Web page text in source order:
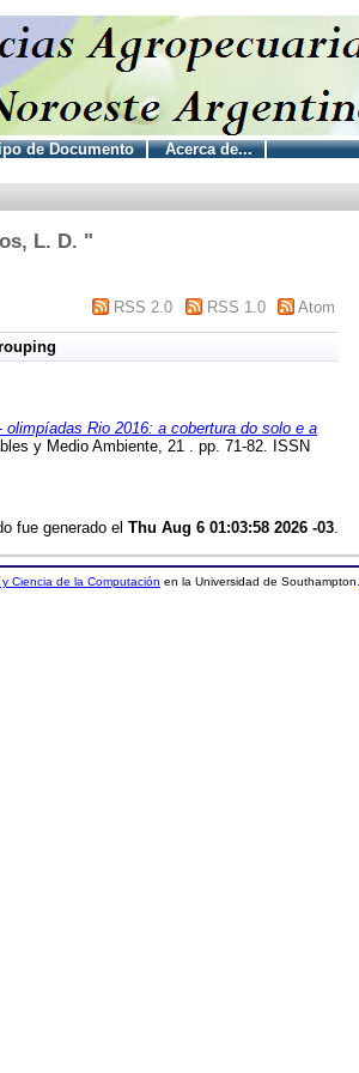
de Documento Acerca de...
L. D. "
RSS 2.0 RSS 1.0 Atom
olimpíadas Rio 2016: a cobertura do solo e a
y Medio Ambiente, 21 . pp. 71-82. ISSN
fue generado el Thu Aug 6 01:03:58 2026 -03
Ciencia de la Computación en la Universidad de Southampton.